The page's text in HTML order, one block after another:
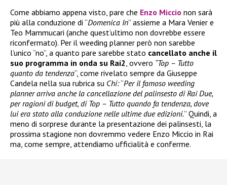
Come abbiamo appena visto, pare che Enzo Miccio non sarà
più alla conduzione di “Domenica In” assieme a Mara Venier e
Teo Mammucari (anche quest’ultimo non dovrebbe essere
riconfermato). Per il weeding planner però non sarebbe
l’unico “no”, a quanto pare sarebbe stato cancellato anche il
suo programma in onda su Rai2, ovvero “Top – Tutto
quanto da tendenza“, come rivelato sempre da Giuseppe
Candela nella sua rubrica su Chi:“Per il famoso weeding
planner arriva anche la cancellazione del palinsesto di Rai Due,
per ragioni di budget, di Top – Tutto quando fa tendenza, dove
lui era stato alla conduzione nelle ultime due edizioni.” Quindi, a
meno di sorprese durante la presentazione dei palinsesti, la
prossima stagione non dovremmo vedere Enzo Miccio in Rai
ma, come sempre, attendiamo ufficialità e conferme.